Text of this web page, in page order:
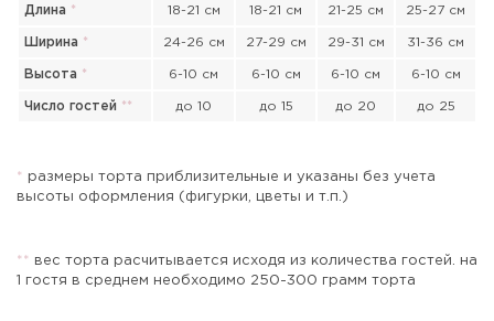
Длина * 18-21 см 18-21 см 21-25 см 25-27 см
Ширина * 24-26 см 27-29 см 29-31 см 31-36 см
Высота * 6-10 см 6-10 см 6-10 см 6-10 см
Число гостей ** до 10 до 15 до 20 до 25
*
размеры торта приблизительные и указаны без учета
высоты оформления (фигурки, цветы и т.п.)
* *
вес торта расчитывается исходя из количества гостей. на
1 гостя в среднем необходимо 250-300 грамм торта
Прикрепить файл или фото
Отправить